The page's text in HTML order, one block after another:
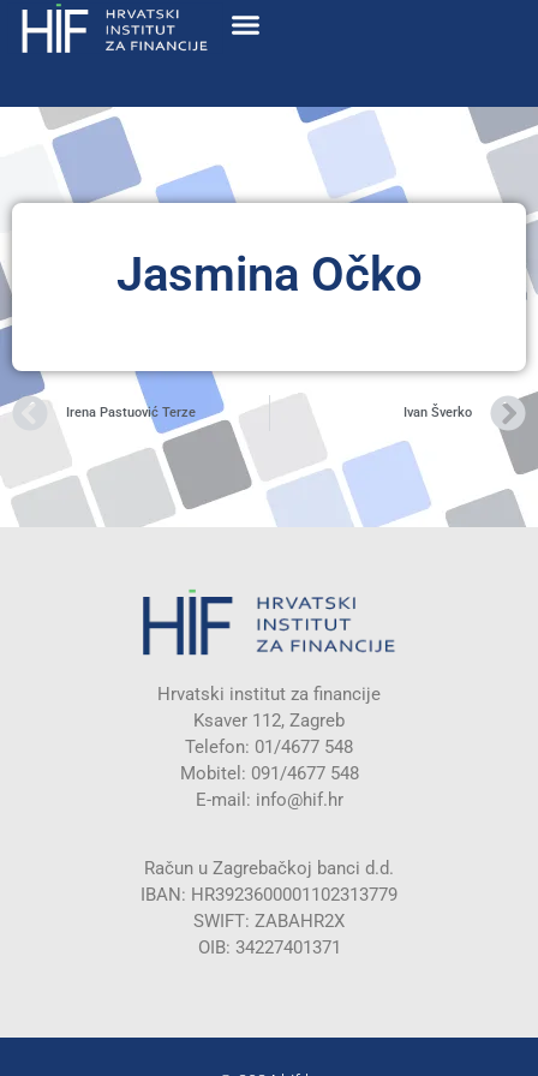
Jasmina Očko
Irena Pastuović Terze Ivan Šverko
Hrvatski institut za financije
Ksaver 112, Zagreb
Telefon: 01/4677 548
Mobitel: 091/4677 548
E-mail: info@hif.hr
Račun u Zagrebačkoj banci d.d.
IBAN: HR3923600001102313779
SWIFT: ZABAHR2X
OIB: 34227401371